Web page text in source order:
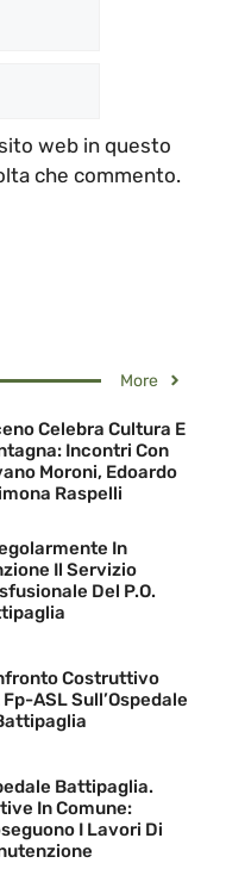
web in questo
che commento.
More
Celebra Cultura E
Incontri Con
Moroni, Edoardo
Raspelli
In
Il Servizio
Del P.O.
Costruttivo
Fp-ASL Sull’Ospedale
Battipaglia.
In Comune:
I Lavori Di